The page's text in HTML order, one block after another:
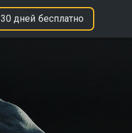
30 дней бесплатно